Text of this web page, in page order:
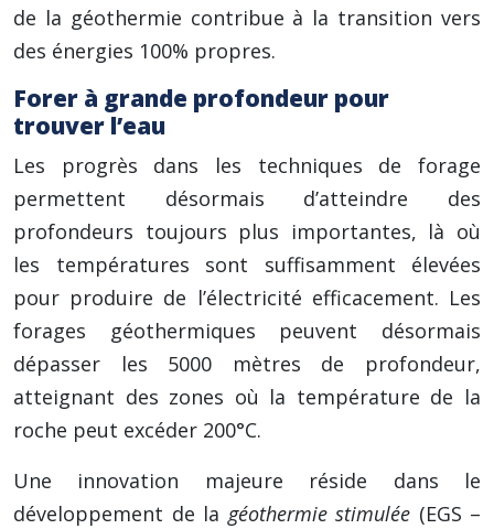
de la géothermie contribue à la transition vers
des énergies 100% propres.
Forer à grande profondeur pour
trouver l’eau
Les progrès dans les techniques de forage
permettent désormais d’atteindre des
profondeurs toujours plus importantes, là où
les températures sont suffisamment élevées
pour produire de l’électricité efficacement. Les
forages géothermiques peuvent désormais
dépasser les 5000 mètres de profondeur,
atteignant des zones où la température de la
roche peut excéder 200°C.
Une innovation majeure réside dans le
développement de la géothermie stimulée (EGS –